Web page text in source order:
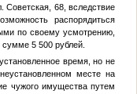
Советская, 68, вследствие
распорядиться
по своему усмотрению,
5 500 рублей.
время, но не
месте на
чужого имущества путем